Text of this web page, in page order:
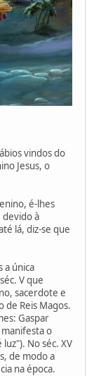
vindos do
Jesus, o
é-lhes
devido à
lá, diz-se que
a única
V que
sacerdote e
de Reis Magos.
Gaspar
o
No séc. XV
de modo a
na época.